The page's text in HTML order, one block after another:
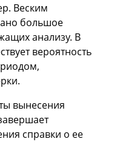
Веским
большое
анализу. В
вероятность
вынесения
справки о ее